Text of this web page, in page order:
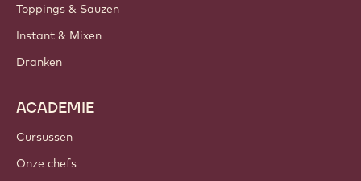
Toppings & Sauzen
Instant & Mixen
Dranken
ACADEMIE
Cursussen
Onze chefs